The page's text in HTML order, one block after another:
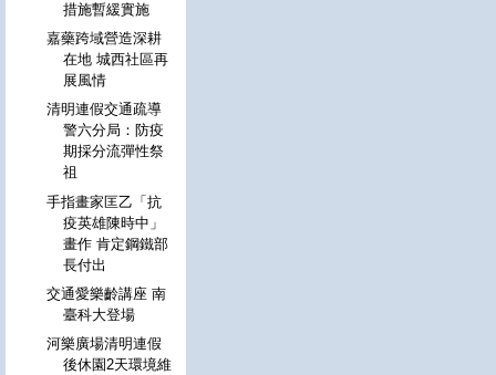
措施暫緩實施
嘉藥跨域營造深耕
在地 城西社區再
展風情
清明連假交通疏導
警六分局：防疫
期採分流彈性祭
祖
手指畫家匡乙「抗
疫英雄陳時中」
畫作 肯定鋼鐵部
長付出
交通愛樂齡講座 南
臺科大登場
河樂廣場清明連假
後休園2天環境維